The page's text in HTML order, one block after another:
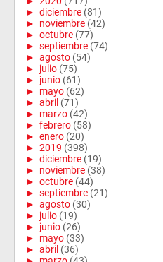
► diciembre (81)
► noviembre (42)
► octubre (77)
► septiembre (74)
► agosto (54)
► julio (75)
► junio (61)
► mayo (62)
► abril (71)
► marzo (42)
► febrero (58)
► enero (20)
► 2019 (398)
► diciembre (19)
► noviembre (38)
► octubre (44)
► septiembre (21)
► agosto (30)
► julio (19)
► junio (26)
► mayo (33)
► abril (36)